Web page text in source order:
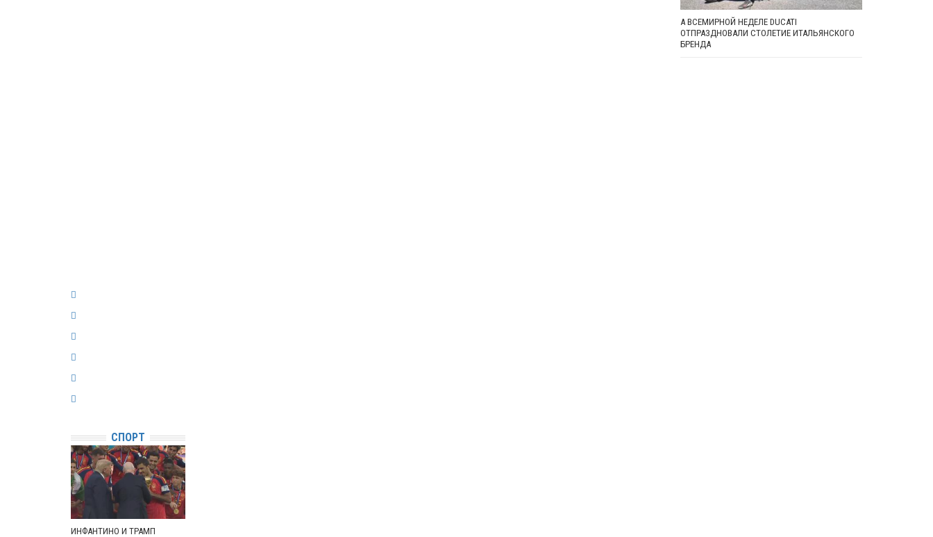
СПОРТ
ИНФАНТИНО И ТРАМП
А ВСЕМИРНОЙ НЕДЕЛЕ DUCATI
ОТПРАЗДНОВАЛИ СТОЛЕТИЕ ИТАЛЬЯНСКОГО
БРЕНДА